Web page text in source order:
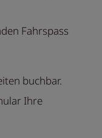
Fahrspass
buchbar.
Ihre